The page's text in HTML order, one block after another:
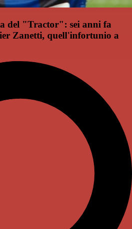
del "Tractor": sei anni fa
Zanetti, quell'infortunio a